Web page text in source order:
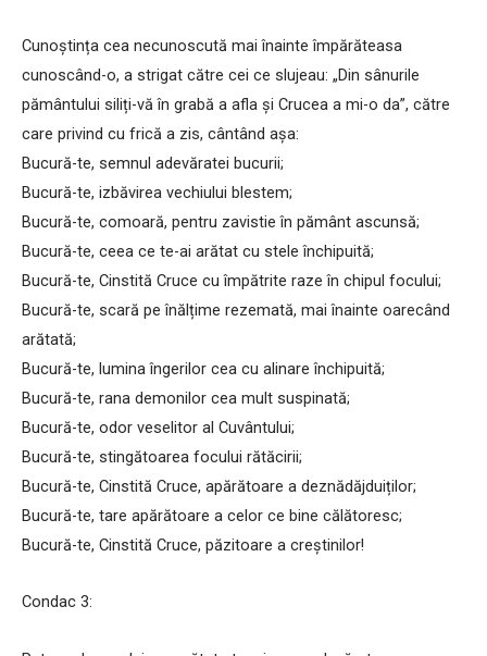
Cunoștința cea necunoscută mai înainte împărăteasa
cunoscând-o, a strigat către cei ce slujeau: „Din sânurile
pământului siliți-vă în grabă a afla și Crucea a mi-o da”, către
care privind cu frică a zis, cântând așa:
Bucură-te, semnul adevăratei bucurii;
Bucură-te, izbăvirea vechiului blestem;
Bucură-te, comoară, pentru zavistie în pământ ascunsă;
Bucură-te, ceea ce te-ai arătat cu stele închipuită;
Bucură-te, Cinstită Cruce cu împătrite raze în chipul focului;
Bucură-te, scară pe înălțime rezemată, mai înainte oarecând
arătată;
Bucură-te, lumina îngerilor cea cu alinare închipuită;
Bucură-te, rana demonilor cea mult suspinată;
Bucură-te, odor veselitor al Cuvântului;
Bucură-te, stingătoarea focului rătăcirii;
Bucură-te, Cinstită Cruce, apărătoare a deznădăjduiților;
Bucură-te, tare apărătoare a celor ce bine călătoresc;
Bucură-te, Cinstită Cruce, păzitoare a creștinilor!
Condac 3: